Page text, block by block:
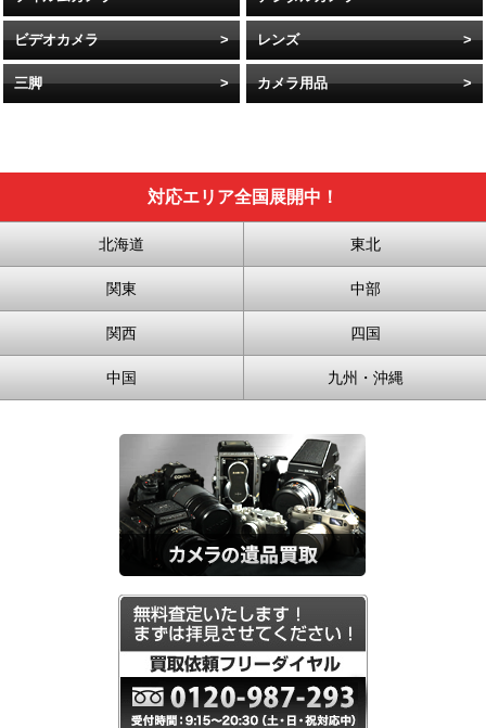
ビデオカメラ レンズ
三脚 カメラ用品
対応エリア全国展開中！
北海道 東北
関東 中部
関西 四国
中国 九州・沖縄